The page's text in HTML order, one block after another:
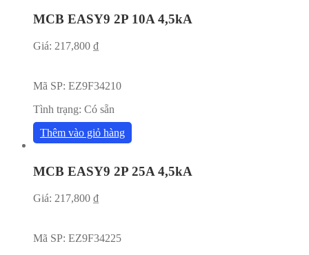
MCB EASY9 2P 10A 4,5kA
Giá: 217,800 ₫
Mã SP: EZ9F34210
Tình trạng: Có sẵn
Thêm vào giỏ hàng
MCB EASY9 2P 25A 4,5kA
Giá: 217,800 ₫
Mã SP: EZ9F34225